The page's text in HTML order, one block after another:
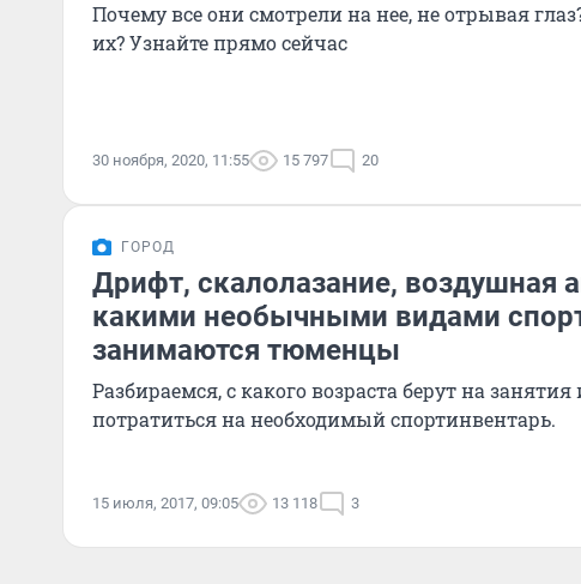
Почему все они смотрели на нее, не отрывая
их? Узнайте прямо сейчас
30 ноября, 2020, 11:55 15 797 20
ГОРОД
Дрифт, скалолазание, воздушная
какими необычными видами
занимаются тюменцы
Разбираемся, с какого возраста берут на
потратиться на необходимый спортинвентарь.
15 июля, 2017, 09:05 13 118 3